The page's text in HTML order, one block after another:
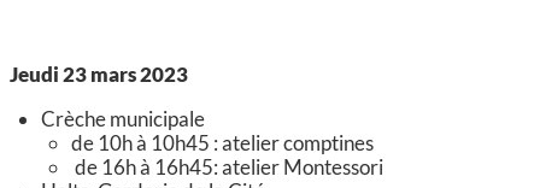
Jeudi 23 mars 2023
Crèche municipale
de 10h à 10h45 : atelier comptines
de 16h à 16h45: atelier Montessori